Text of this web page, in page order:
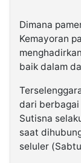
Dimana
Kemayoran
baik dalam
dari berbagai
Sutisna
saat
seluler